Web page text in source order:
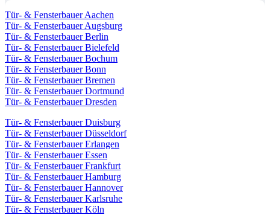
Tür- & Fensterbauer Aachen
Tür- & Fensterbauer Augsburg
Tür- & Fensterbauer Berlin
Tür- & Fensterbauer Bielefeld
Tür- & Fensterbauer Bochum
Tür- & Fensterbauer Bonn
Tür- & Fensterbauer Bremen
Tür- & Fensterbauer Dortmund
Tür- & Fensterbauer Dresden
Tür- & Fensterbauer Duisburg
Tür- & Fensterbauer Düsseldorf
Tür- & Fensterbauer Erlangen
Tür- & Fensterbauer Essen
Tür- & Fensterbauer Frankfurt
Tür- & Fensterbauer Hamburg
Tür- & Fensterbauer Hannover
Tür- & Fensterbauer Karlsruhe
Tür- & Fensterbauer Köln